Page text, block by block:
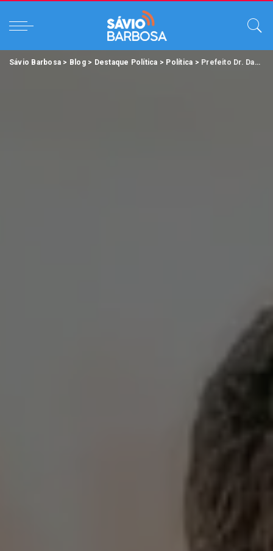
Sávio Barbosa > Blog> Destaque Política > Política > Prefeito Dr. Daniel entrega microcrédito para mulheres empreendedoras de Ananindeua.